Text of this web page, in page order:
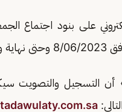
على بنود اجتماع
أن التسجيل والتصويت